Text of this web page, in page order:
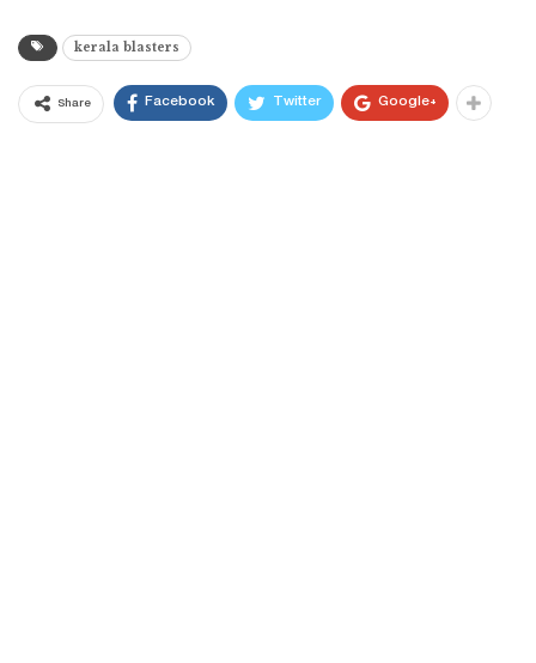
kerala blasters
Share Facebook Twitter Google+